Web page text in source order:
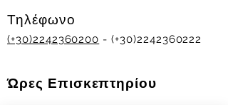
Τηλέφωνο
(+30)2242360200 - (+30)2242360222
Ώρες Επισκεπτηρίου